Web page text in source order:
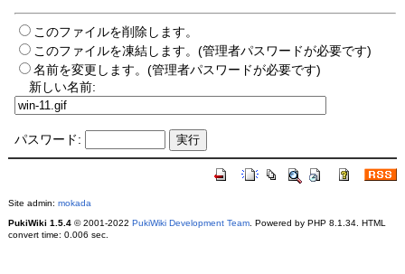
このファイルを削除します。
このファイルを凍結します。(管理者パスワードが必要です)
名前を変更します。(管理者パスワードが必要です)
新しい名前:
パスワード:
Site admin: mokada
PukiWiki 1.5.4© 2001-2022 PukiWiki Development Team. Powered by PHP 8.1.34. HTML
convert time: 0.006 sec.